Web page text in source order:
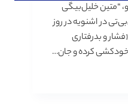
“متین خلیل‌بیگی
در اشنویه در روز
آنچه «فشار و بدرفتاری
خودکشی کرده و جان…